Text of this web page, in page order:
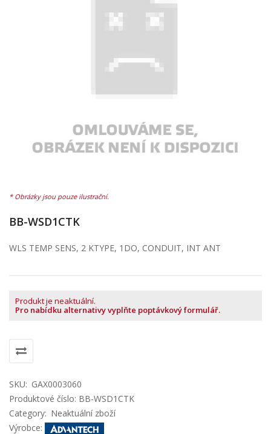
BB-WSD1CTK
WLS TEMP SENS, 2 KTYPE, 1DO, CONDUIT, INT ANT
Produkt je neaktuální.
Pro nabídku alternativy vyplňte poptávkový formulář.
SKU: GAX0003060
Produktové číslo: BB-WSD1CTK
Category: Neaktuální zboží
Výrobce: